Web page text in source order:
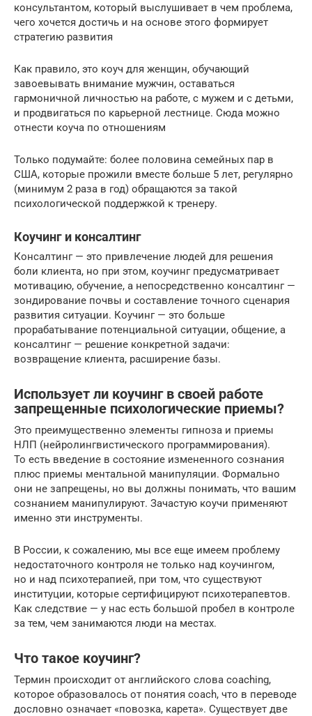
консультантом, который выслушивает в чем проблема,
чего хочется достичь и на основе этого формирует
стратегию развития
Как правило, это коуч для женщин, обучающий
завоевывать внимание мужчин, оставаться
гармоничной личностью на работе, с мужем и с детьми,
и продвигаться по карьерной лестнице. Сюда можно
отнести коуча по отношениям
Только подумайте: более половина семейных пар в
США, которые прожили вместе больше 5 лет, регулярно
(минимум 2 раза в год) обращаются за такой
психологической поддержкой к тренеру.
Коучинг и консалтинг
Консалтинг — это привлечение людей для решения
боли клиента, но при этом, коучинг предусматривает
мотивацию, обучение, а непосредственно консалтинг —
зондирование почвы и составление точного сценария
развития ситуации. Коучинг — это больше
прорабатывание потенциальной ситуации, общение, а
консалтинг — решение конкретной задачи:
возвращение клиента, расширение базы.
Использует ли коучинг в своей работе
запрещенные психологические приемы?
Это преимущественно элементы гипноза и приемы
НЛП (нейролингвистического программирования).
То есть введение в состояние измененного сознания
плюс приемы ментальной манипуляции. Формально
они не запрещены, но вы должны понимать, что вашим
сознанием манипулируют. Зачастую коучи применяют
именно эти инструменты.
В России, к сожалению, мы все еще имеем проблему
недостаточного контроля не только над коучингом,
но и над психотерапией, при том, что существуют
институции, которые сертифицируют психотерапевтов.
Как следствие — у нас есть большой пробел в контроле
за тем, чем занимаются люди на местах.
Что такое коучинг?
Термин происходит от английского слова coaching,
которое образовалось от понятия coach, что в переводе
дословно означает «повозка, карета». Существует две